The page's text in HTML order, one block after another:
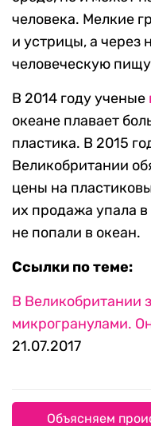
человека. Мелкие
и устрицы, а через
человеческую
В 2014 году ученые
океане плавает
пластика. В 2015
Великобритании
цены на
их продажа упала в
не попали в океан.
Ссылки по теме:
В Великобритании
микрогранулами.
21.07.2017
Объясняем